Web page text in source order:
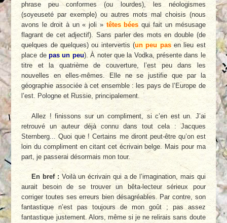
phrase peu conformes (ou lourdes), les néologismes
(soyeuseté par exemple) ou autres mots mal choisis (nous
avons le droit à un « joli » têtes bées qui fait un mésusage
flagrant de cet adjectif). Sans parler des mots en double (de
quelques de quelques) ou intervertis (un peu pasen lieu est
place depas un peu). À noter que la Vodka, présente dans le
titre et la quatrième de couverture, l’est peu dans les
nouvelles en elles-mêmes. Elle ne se justifie que par la
géographie associée à cet ensemble : les pays de l’Europe de
l’est. Pologne et Russie, principalement.
Allez ! finissons sur un compliment, si c’en est un. J’ai
retrouvé un auteur déjà connu dans tout cela : Jacques
Sternberg... Quoi que ! Certains me diront peut-être qu’on est
loin du compliment en citant cet écrivain belge. Mais pour ma
part, je passerai désormais mon tour.
En bref :Voilà un écrivain qui a de l’imagination, mais qui
aurait besoin de se trouver un bêta-lecteur sérieux pour
corriger toutes ses erreurs bien désagréables. Par contre, son
fantastique n’est pas toujours de mon goût ; pas assez
fantastique justement. Alors, même si je ne relirais sans doute